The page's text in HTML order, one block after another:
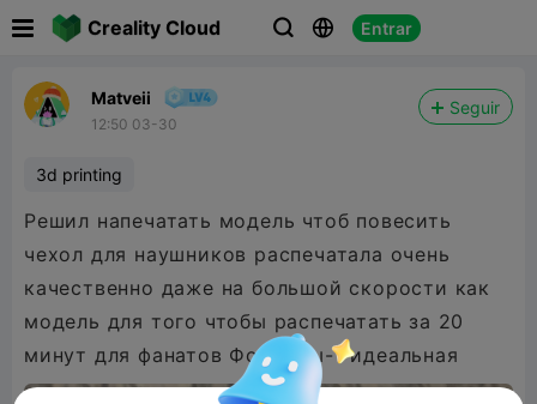
Creality Cloud   Entrar
Matveii
12:50 03-30
Seguir
3d printing
Решил напечатать модель чтоб повесить
чехол для наушников распечатала очень
качественно даже на большой скорости как
модель для того чтобы распечатать за 20
минут для фанатов Формулы-1 идеальная